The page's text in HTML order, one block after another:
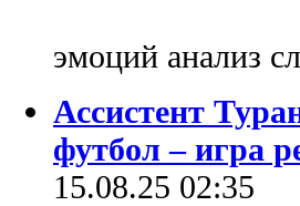
эмоций анализ
Ассистент
футбол – игра
15.08.25 02:35